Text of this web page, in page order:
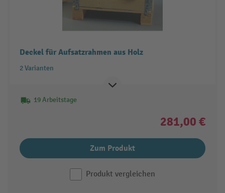
Deckel für Aufsatzrahmen aus Holz
2 Varianten
19 Arbeitstage
281,00 €
Zum Produkt
Produkt vergleichen